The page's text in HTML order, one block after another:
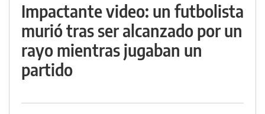
Impactante video: un futbolista
murió tras ser alcanzado por un
rayo mientras jugaban un
partido